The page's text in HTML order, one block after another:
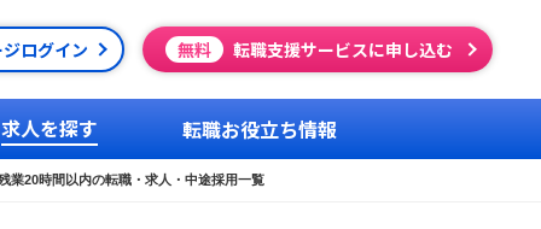
ログイン 無料 転職支援サービスに申し込む
求人を探す 転職お役立ち情報
業20時間以内の転職・求人・中途採用一覧